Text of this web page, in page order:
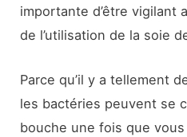
importante d’être vigilant
de l’utilisation de la soie
Parce qu’il y a tellement
les bactéries peuvent se
bouche une fois que